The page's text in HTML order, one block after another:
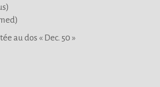
au dos « Dec. 50 »